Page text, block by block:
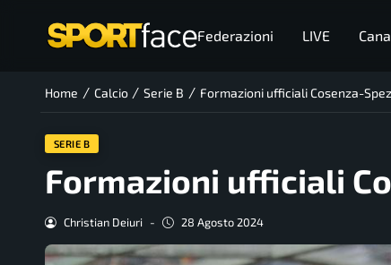
Federazioni LIVE
Home / Calcio / Serie B / Formazioni ufficiali Cosenza-
SERIE B
Formazioni ufficiali
Christian Deiuri - 28 Agosto 2024